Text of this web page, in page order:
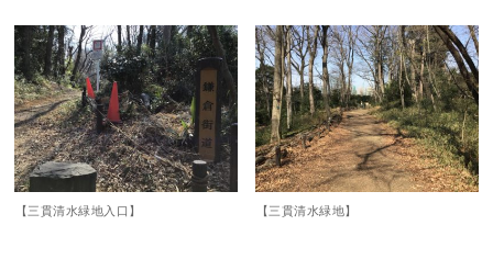
【三貫清水緑地入口】 【三貫清水緑地】